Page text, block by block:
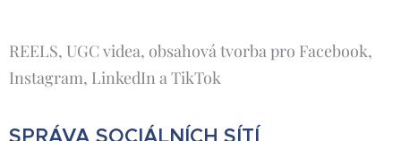
REELS, UGC videa, obsahová tvorba pro Facebook,
Instagram, LinkedIn a TikTok
SPRÁVA SOCIÁLNÍCH SÍTÍ